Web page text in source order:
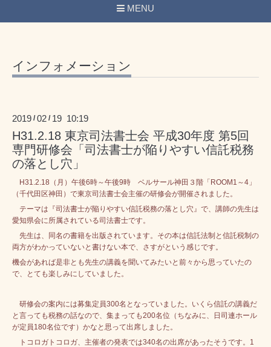
MENU
インフォメーション
2019 /02 / 19 10:19
H31.2.18 東京司法書士会 平成30年度 第5回
専門研修会「司法書士が陥りやすい信託税務
の落とし穴」
H31.2.18（月）午後6時～午後9時 ベルサール神田３階「ROOM1～4」
（千代田区神田）で東京司法書士会主催の研修会が開催されました。
テーマは『司法書士が陥りやすい信託税務の落とし穴』で、講師の先生は
愛知県会に所属されている司法書士です。
先生は、同名の書籍を出版されています。その本は信託法制と信託税制の
両方がわかっていないと書けない本で、さすがという感じです。
機会があれば是非とも先生の講義を聞いてみたいと前々から思っていたの
で、とても楽しみにしていました。
研修会の案内には募集定員300名となっていました。いくら信託の講義だ
と言っても税務の話なので、集まっても200名位（ちなみに、日司連ホール
が定員180名位です）かなと思って出席しました。
トコロガトコロガ、主催者の発表では340名の出席があったそうです。1